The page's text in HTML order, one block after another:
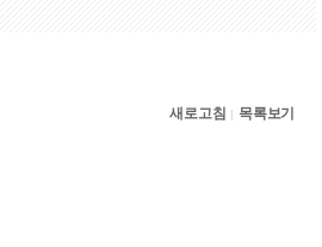
새로고침 | 목록보기